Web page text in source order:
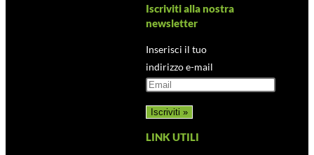
Iscriviti alla nostra
newsletter
Inserisci il tuo
indirizzo e-mail
LINK UTILI